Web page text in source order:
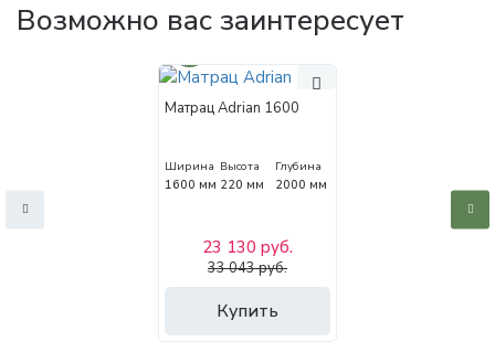
Возможно вас заинтересует
Матрац Adrian 1600
Ширина
1600 мм
Высота
220 мм
Глубина
2000 мм
Купить
23 130 руб.
33 043 руб.